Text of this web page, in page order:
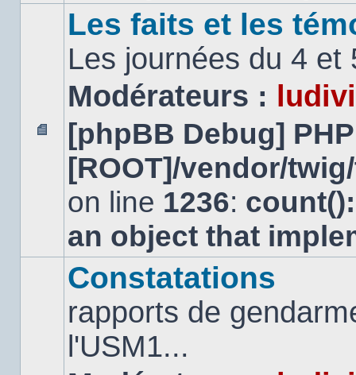
Aucun
message
non
Les faits et les
Les journées du 4 et
Modérateurs :
[phpBB Debug]
[ROOT]/vendor/
on line 1236:
an object that
Constatations
rapports de
l'USM1...